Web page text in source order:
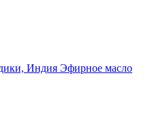
Эфирное масло